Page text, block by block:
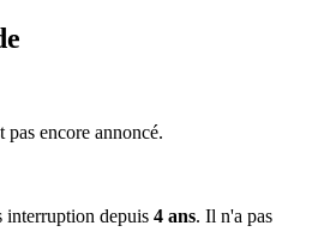
encore annoncé.
interruption depuis 4 ans. Il n'a pas